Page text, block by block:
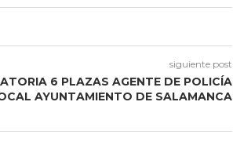
siguiente post
6 PLAZAS AGENTE DE POLICÍA
AYUNTAMIENTO DE SALAMANCA